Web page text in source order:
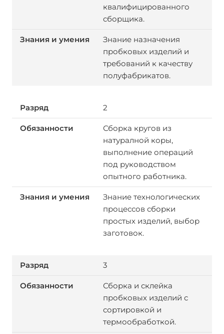
квалифицированного
сборщика.
Знание назначения
пробковых изделий и
требований к качеству
полуфабрикатов.
2
Сборка кругов из
натуралной коры,
выполнение операций
под руководством
опытного работника.
Знание технологических
процессов сборки
простых изделий, выбор
заготовок.
3
Сборка и склейка
пробковых изделий с
сортировкой и
термообработкой.